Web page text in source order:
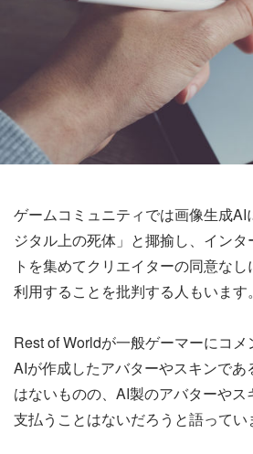
ゲームコミュニティでは画像生成
ジタル上の死体」と揶揄し、イン
トを集めてクリエイターの同意な
利用することを批判する人もいます。
Rest of Worldが一般ゲーマーにコメ
AIが作成したアバターやスキンであ
はないものの、AI製のアバターや
支払うことはないだろうと語ってい